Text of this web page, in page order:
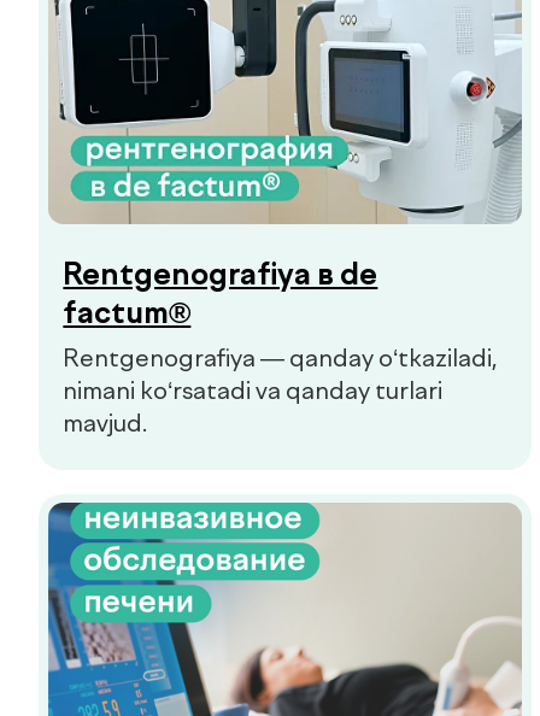
Bu haqida “ochiq gapirish”
odat emas.
Tos tubi kasalliklari bilan qanday
Qo'ng'iroqni so'rash
Bosh sahifa
Biz haqimizda
Xizmatlar